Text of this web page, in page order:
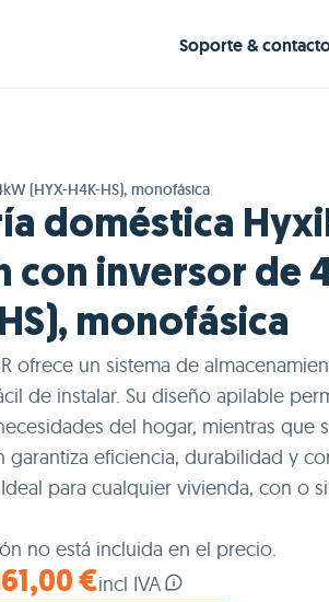
Soporte &
(HYX-H4K-HS), monofásica
doméstica
con inversor de
monofásica
€incl IVA
ofrece un sistema de
de instalar. Su diseño apilable
del hogar, mientras que
garantiza eficiencia, durabilidad y
para cualquier vivienda, con o
no está incluida en el precio.